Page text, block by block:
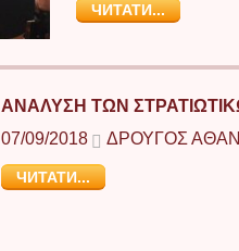
ЧИТАТИ...
AΝΑΛΥΣΗ ΤΩΝ
07/09/2018
ΔΡΟΥΓΟΣ
ЧИТАТИ...